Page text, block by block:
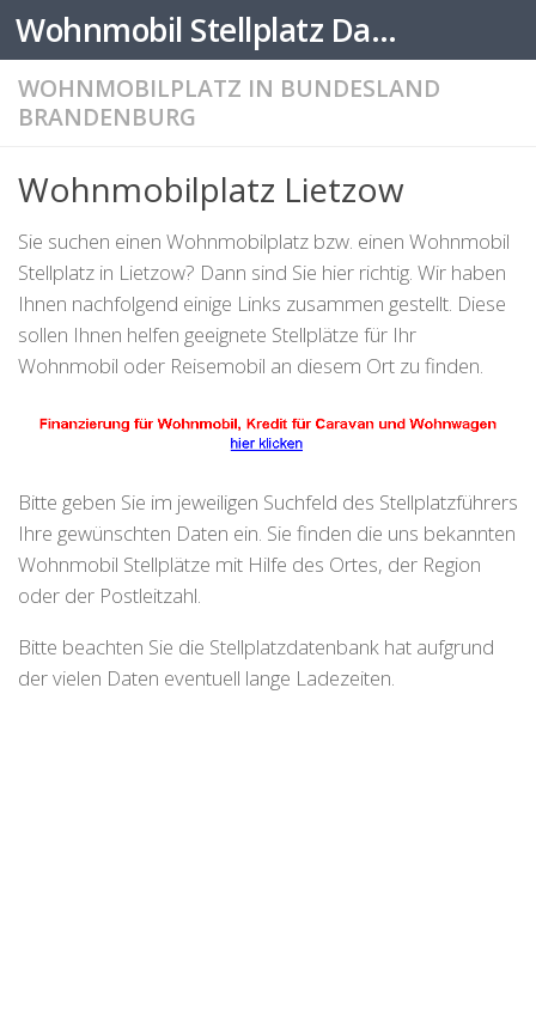
Zum Inhalt springen Wohnmobil Stellplatz Datenbank
WOHNMOBILPLATZ IN BUNDESLAND
BRANDENBURG
Wohnmobilplatz Lietzow
Sie suchen einen Wohnmobilplatz bzw. einen Wohnmobil
Stellplatz in Lietzow? Dann sind Sie hier richtig. Wir haben
Ihnen nachfolgend einige Links zusammen gestellt. Diese
sollen Ihnen helfen geeignete Stellplätze für Ihr
Wohnmobil oder Reisemobil an diesem Ort zu finden.
Bitte geben Sie im jeweiligen Suchfeld des Stellplatzführers
Ihre gewünschten Daten ein. Sie finden die uns bekannten
Wohnmobil Stellplätze mit Hilfe des Ortes, der Region
oder der Postleitzahl.
Bitte beachten Sie die Stellplatzdatenbank hat aufgrund
der vielen Daten eventuell lange Ladezeiten.